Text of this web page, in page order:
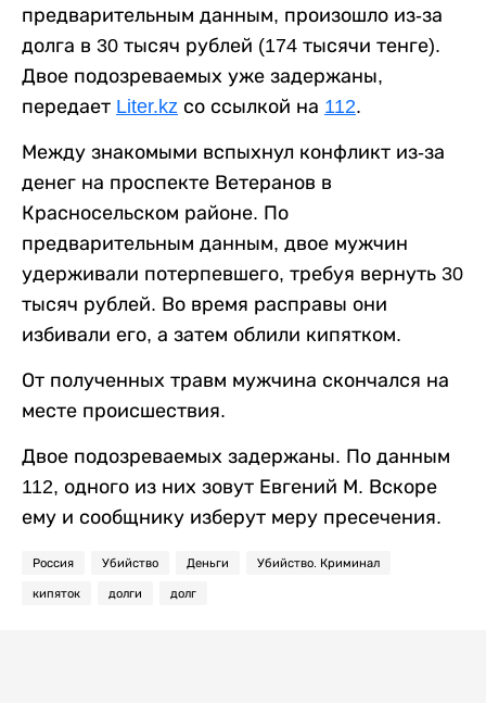
предварительным данным, произошло из-за
долга в 30 тысяч рублей (174 тысячи тенге).
Двое подозреваемых уже задержаны,
передает Liter.kz со ссылкой на 112.
Между знакомыми вспыхнул конфликт из-за
денег на проспекте Ветеранов в
Красносельском районе. По
предварительным данным, двое мужчин
удерживали потерпевшего, требуя вернуть 30
тысяч рублей. Во время расправы они
избивали его, а затем облили кипятком.
От полученных травм мужчина скончался на
месте происшествия.
Двое подозреваемых задержаны. По данным
112, одного из них зовут Евгений М. Вскоре
ему и сообщнику изберут меру пресечения.
Россия Убийство Деньги Убийство. Криминал
кипяток долги долг